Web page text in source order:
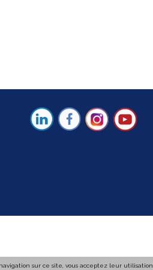
sur ce site, vous acceptez leur utilisation.